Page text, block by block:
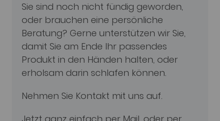
Sie sind noch nicht fündig geworden,
oder brauchen eine persönliche
Beratung? Gerne unterstützen wir Sie,
damit Sie am Ende Ihr passendes
Produkt in den Händen halten, oder
erholsam darin schlafen können.
Nehmen Sie Kontakt mit uns auf.